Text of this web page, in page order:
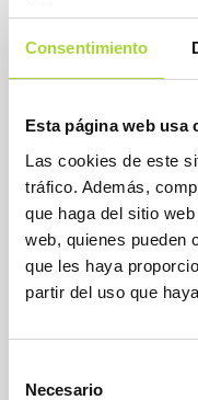
Consentimiento
Esta página web usa
Las cookies de este
tráfico. Además,
que haga del sitio
web, quienes pueden
que les haya
partir del uso que
Necesario
BioSim
Asociación Española de
Dirección
Calle Condesa de
28027 Madrid
Teléfono : +34 91 864 31 32